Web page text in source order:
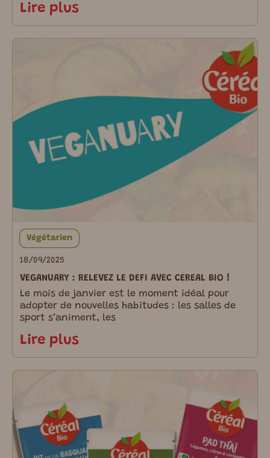
Lire plus
Végétarien
18/09/2025
VEGANUARY : RELEVEZ LE DEFI AVEC CEREAL BIO !
Le mois de janvier est le moment idéal pour
adopter de nouvelles habitudes : les salles de
sport s’animent, les
Lire plus